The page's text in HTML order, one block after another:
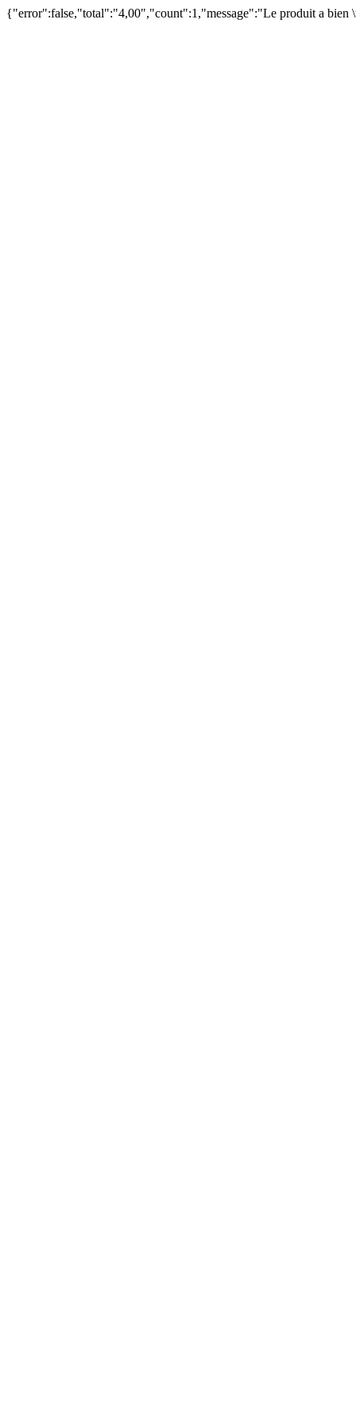
{"error":false,"total":"4,00","count":1,"message":"Le produit a bien